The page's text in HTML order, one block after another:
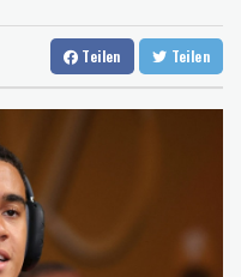
Wien
20 °C
auch Malmö
Drohne in Bulgarien löst
Angriffe - Vucic für
übernimmt
Teilen Teilen